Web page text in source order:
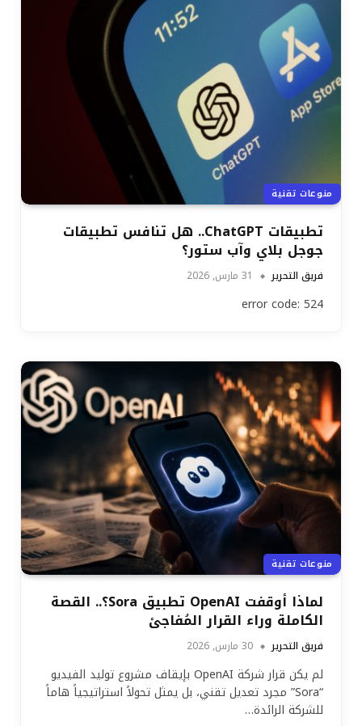
منوعات تقنية
تطبيقات ChatGPT.. هل تنافس تطبيقات
جوجل بلاي وآب ستور؟
فريق التحرير 31 مارس, 2026
error code: 524
منوعات تقنية
لماذا أوقفت OpenAI تطبيق Sora؟.. القصة
الكاملة وراء القرار المُفاجئ
فريق التحرير 30 مارس, 2026
لم يكن قرار شركة OpenAI بإيقاف مشروع توليد الفيديو
“Sora” مجرد تعديل تقني، بل يمثل تحولاً استراتيجياً هاماً
للشركة الرائدة…